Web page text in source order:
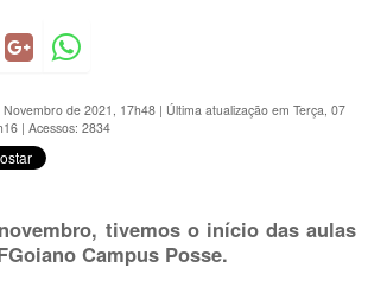
de 2021, 17h48 | Última atualização em Terça, 07
| Acessos: 2834
tivemos o início das aulas
Campus Posse.